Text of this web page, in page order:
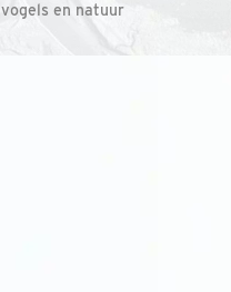
vogels en natuur